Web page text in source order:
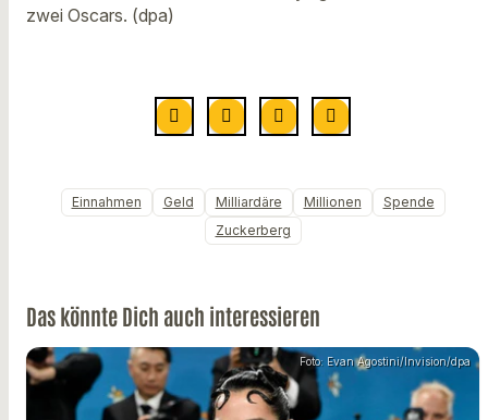
zwei Oscars. (dpa)
Einnahmen Geld Milliardäre Millionen
Spende
Zuckerberg
Das könnte Dich auch interessieren
Foto: Evan Agostini/Invision/dpa